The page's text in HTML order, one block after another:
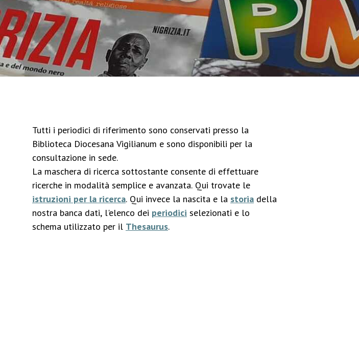
Tutti i periodici di riferimento sono conservati presso la
Biblioteca Diocesana Vigilianum e sono disponibili per la
consultazione in sede.
La maschera di ricerca sottostante consente di effettuare
ricerche in modalità semplice e avanzata. Qui trovate le
istruzioni per la ricerca. Qui invece la nascita e la storia della
nostra banca dati, l'elenco dei periodici selezionati e lo
schema utilizzato per il Thesaurus.